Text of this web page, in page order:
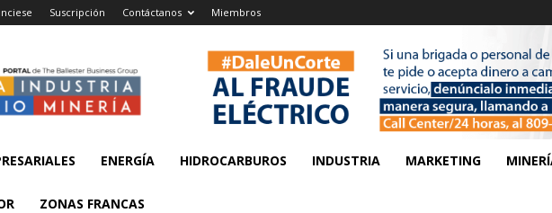
Suscripción Contáctanos Miembros
ENERGÍA HIDROCARBUROS INDUSTRIA MARKETING
ZONAS FRANCAS